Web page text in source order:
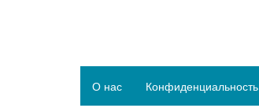
О нас Конфиденциальность